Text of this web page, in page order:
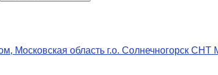
Московская область г.о. Солнечногорск СНТ